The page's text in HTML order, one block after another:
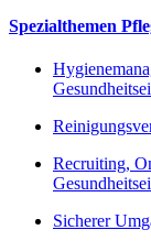
Spezialthemen
Recruiting,
Sicherer